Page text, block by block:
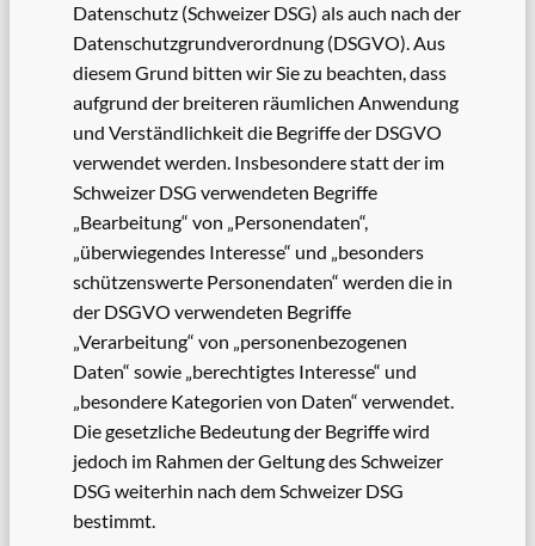
Datenschutz (Schweizer DSG) als auch nach der
Datenschutzgrundverordnung (DSGVO). Aus
diesem Grund bitten wir Sie zu beachten, dass
aufgrund der breiteren räumlichen Anwendung
und Verständlichkeit die Begriffe der DSGVO
verwendet werden. Insbesondere statt der im
Schweizer DSG verwendeten Begriffe
„Bearbeitung“ von „Personendaten“,
„überwiegendes Interesse“ und „besonders
schützenswerte Personendaten“ werden die in
der DSGVO verwendeten Begriffe
„Verarbeitung“ von „personenbezogenen
Daten“ sowie „berechtigtes Interesse“ und
„besondere Kategorien von Daten“ verwendet.
Die gesetzliche Bedeutung der Begriffe wird
jedoch im Rahmen der Geltung des Schweizer
DSG weiterhin nach dem Schweizer DSG
bestimmt.